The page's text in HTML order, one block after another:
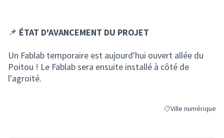
📌 ÉTAT D'AVANCEMENT DU PROJET
Un Fablab temporaire est aujourd'hui ouvert allée du
Poitou ! Le Fablab sera ensuite installé à côté de
l'agroité.
Filtrer les résultats
Ville numérique